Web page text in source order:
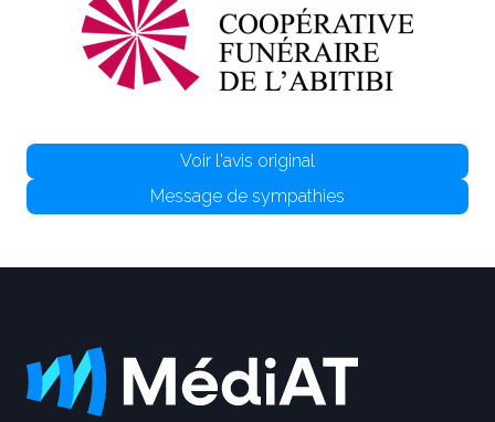
Voir l'avis original
Message de sympathies